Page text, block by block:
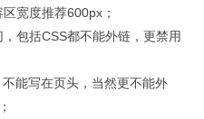
宽度推荐600px；
包括CSS都不能外链，更禁用
能写在页头，当然更不能外